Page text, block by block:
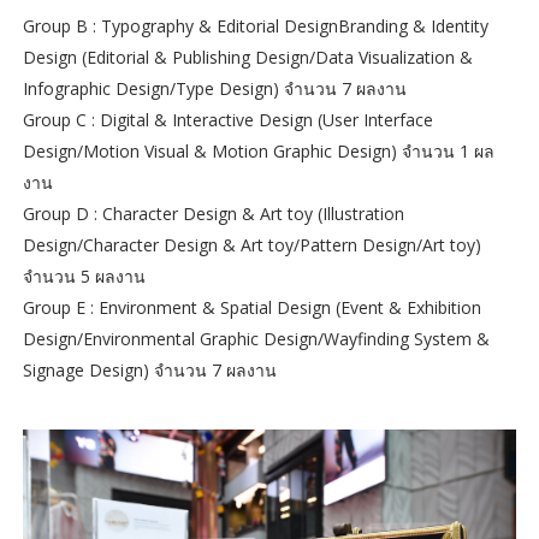
Group B : Typography & Editorial DesignBranding & Identity
Design (Editorial & Publishing Design/Data Visualization &
Infographic Design/Type Design) จำนวน 7 ผลงาน
Group C : Digital & Interactive Design (User Interface
Design/Motion Visual & Motion Graphic Design) จำนวน 1 ผล
งาน
Group D : Character Design & Art toy (Illustration
Design/Character Design & Art toy/Pattern Design/Art toy)
จำนวน 5 ผลงาน
Group E : Environment & Spatial Design (Event & Exhibition
Design/Environmental Graphic Design/Wayfinding System &
Signage Design) จำนวน 7 ผลงาน